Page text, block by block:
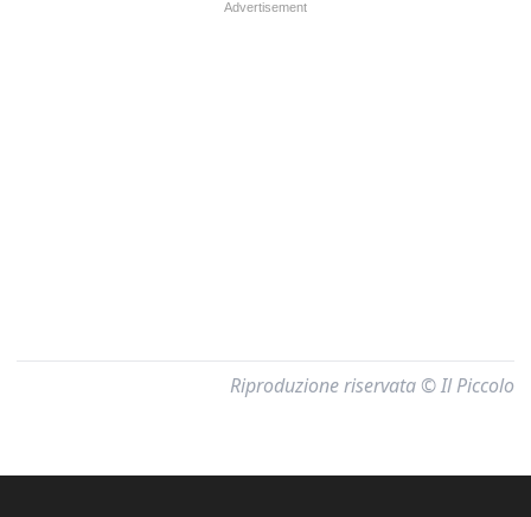
Riproduzione riservata © Il Piccolo